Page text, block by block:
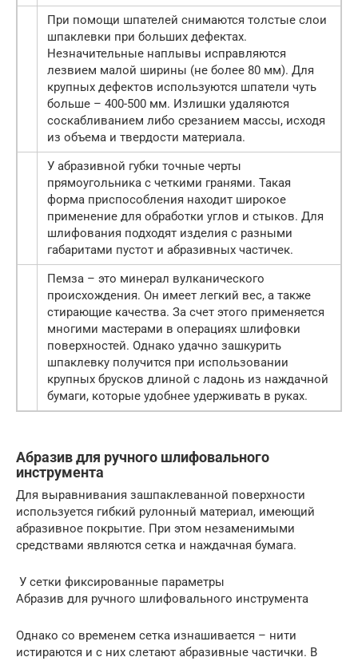
При помощи шпателей снимаются толстые слои
шпаклевки при больших дефектах.
Незначительные наплывы исправляются
лезвием малой ширины (не более 80 мм). Для
крупных дефектов используются шпатели чуть
больше – 400-500 мм. Излишки удаляются
соскабливанием либо срезанием массы, исходя
из объема и твердости материала.
У абразивной губки точные черты
прямоугольника с четкими гранями. Такая
форма приспособления находит широкое
применение для обработки углов и стыков. Для
шлифования подходят изделия с разными
габаритами пустот и абразивных частичек.
Пемза – это минерал вулканического
происхождения. Он имеет легкий вес, а также
стирающие качества. За счет этого применяется
многими мастерами в операциях шлифовки
поверхностей. Однако удачно зашкурить
шпаклевку получится при использовании
крупных брусков длиной с ладонь из наждачной
бумаги, которые удобнее удерживать в руках.
Абразив для ручного шлифовального
инструмента
Для выравнивания зашпаклеванной поверхности
используется гибкий рулонный материал, имеющий
абразивное покрытие. При этом незаменимыми
средствами являются сетка и наждачная бумага.
У сетки фиксированные параметры
Абразив для ручного шлифовального инструмента
Однако со временем сетка изнашивается – нити
истираются и с них слетают абразивные частички. В